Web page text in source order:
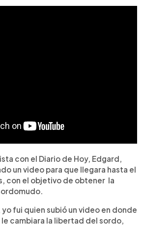
con el Diario de Hoy, Edgard,
un video para que llegara hasta el
con el objetivo de obtener la
fui quien subió un video en donde
cambiara la libertad del sordo,